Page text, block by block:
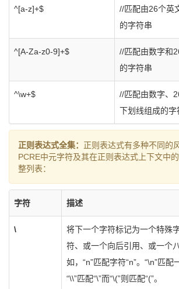
^[a-z]+$
//匹配由26个英
的字符串
^[A-Za-z0-9]+$
//匹配由数字和
的字符串
^\w+$
//匹配由数字、
下划线组成的字
正则表达式全集： 正则表达式有多种不同的
PCRE中元字符及其在正则表达式上下文中
整列表：
字符 描述
\
将下一个字符标记为一个特殊
符、或一个向后引用、或一个
如，“n”匹配字符“n”。“\n”匹配
“\\”匹配“\”而“\(”则匹配“(”。